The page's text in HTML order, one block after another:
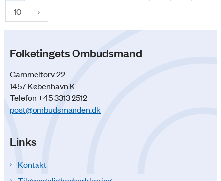
10
Folketingets Ombudsmand
Gammeltorv 22
1457 København K
Telefon +45 3313 2512
post@ombudsmanden.dk
Links
Kontakt